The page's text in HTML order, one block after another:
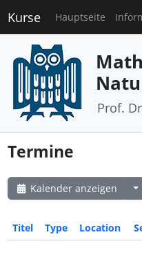
Kurse Hauptseite
Prof.
Termine
Kalender anzeigen
Titel Type Location